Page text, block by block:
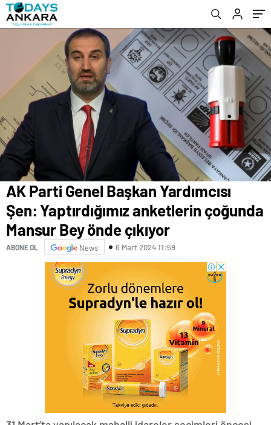
Bey önde çıkıyor
AK Parti Genel Başkan Yardımcısı
Şen: Yaptırdığımız anketlerin çoğunda
Mansur Bey önde çıkıyor
ABONE OL News 6 Mart 2024 11:59
var